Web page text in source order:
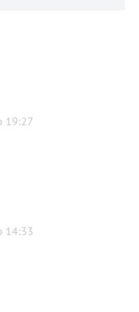
19:27
14:33